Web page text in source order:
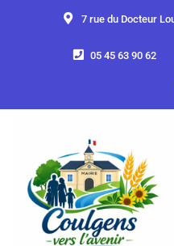
7 rue du Docteur
05 45 63 90 62
Les